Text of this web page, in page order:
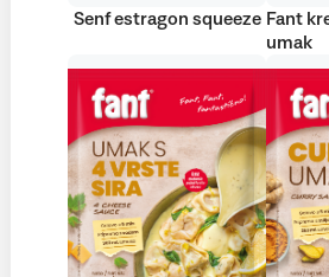
Senf estragon squeeze Fant
umak